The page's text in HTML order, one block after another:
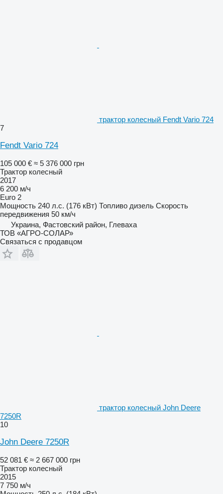
трактор колесный Fendt Vario 724
7
Fendt Vario 724
105 000 € ≈ 5 376 000 грн
Трактор колесный
2017
6 200 м/ч
Euro 2
Мощность 240 л.с. (176 кВт) Топливо дизель Скорость
передвижения 50 км/ч
Украина, Фастовский район, Глеваха
ТОВ «АГРО-СОЛАР»
Связаться с продавцом
трактор колесный John Deere
7250R
10
John Deere 7250R
52 081 € ≈ 2 667 000 грн
Трактор колесный
2015
7 750 м/ч